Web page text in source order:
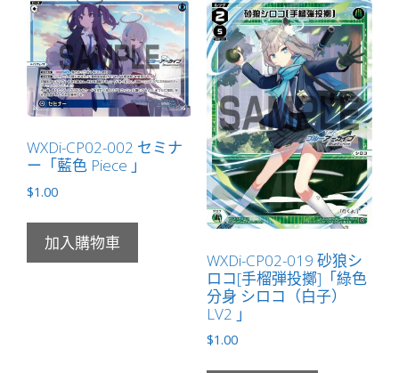
ロ
コ
（白
子）
LV3
」
數
量
WXDi-CP02-002 セミナ
ー「藍色 Piece 」
$1.00
加入購物車
WXDi-CP02-019 砂狼シ
ロコ[手榴弾投擲]「綠色
分身 シロコ（白子）
LV2 」
$1.00